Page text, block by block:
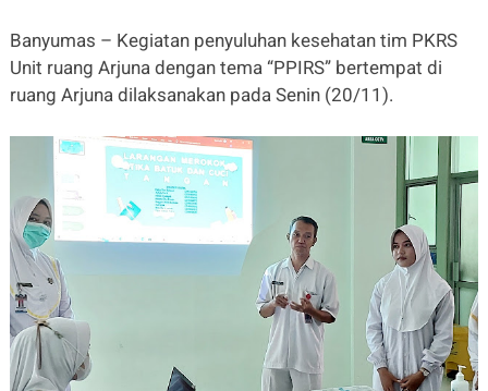
Banyumas – Kegiatan penyuluhan kesehatan tim PKRS
Unit ruang Arjuna dengan tema “PPIRS” bertempat di
ruang Arjuna dilaksanakan pada Senin (20/11).